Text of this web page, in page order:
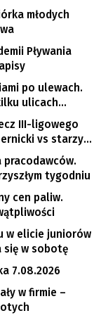
młodych
Pływania
po ulewach.
ulicach
III-ligowego
vs starzy
pracodawców.
tygodniu
cen paliw.
w elicie juniorów
się w sobotę
7.08.2026
w firmie –